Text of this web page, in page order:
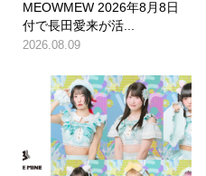
MEOWMEW 2026年8月8日
付で長田愛来が活...
2026.08.09